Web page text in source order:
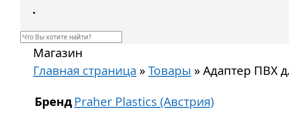
Магазин
Главная страница »Товары »Адаптер ПВХ
БрендPraher Plastics (Австрия)